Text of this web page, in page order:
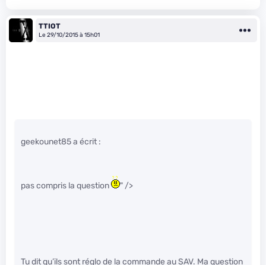
TTIOT
Le 29/10/2015 à 15h01
geekounet85 a écrit :
pas compris la question " />
Tu dit qu’ils sont réglo de la commande au SAV. Ma question